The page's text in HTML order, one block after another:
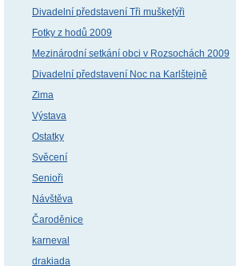
Divadelní představení Tři mušketýři
Fotky z hodů 2009
Mezinárodní setkání obci v Rozsochách 2009
Divadelní představení Noc na Karlštejně
Zima
Výstava
Ostatky
Svěcení
Senioři
Návštěva
Čaroděnice
karneval
drakiada